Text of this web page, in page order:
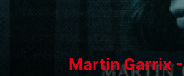
Martin Garrix